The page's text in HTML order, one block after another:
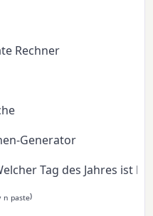
Rechner
Generator
Tag des Jahres ist